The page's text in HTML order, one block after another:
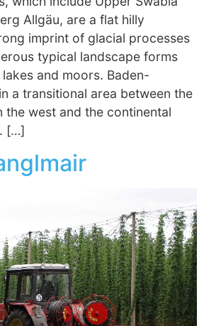
Allgäu, are a flat hilly
imprint of glacial processes
typical landscape forms
and moors. Baden-
a transitional area between the
the west and the continental
[…]